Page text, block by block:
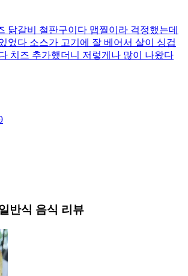
닭갈비 철판구이다 맵찔이라 걱정했는데
었다 소스가 고기에 잘 베어서 살이 싱겁
치즈 추가했더니 저렇게나 많이 나왔다
반식 음식 리뷰